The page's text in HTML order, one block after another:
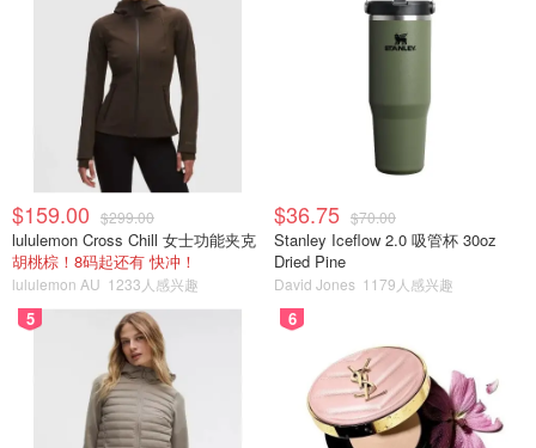
$159.00 $299.00
lululemon Cross Chill 女士功能夹克
胡桃棕！8码起还有 快冲！
lululemon AU 1233人感兴趣
$36.75 $70.00
Stanley Iceflow 2.0 吸管杯 30oz
Dried Pine
David Jones 1179人感兴趣
5 6